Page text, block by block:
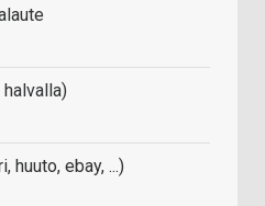
huuto, ebay, ...)